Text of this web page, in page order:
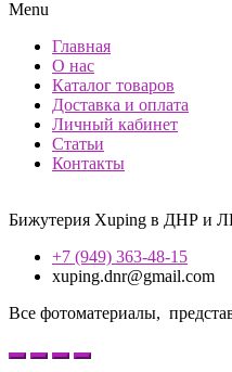
Menu
Главная
О нас
Каталог товаров
Доставка и оплата
Личный кабинет
Статьи
Контакты
Бижутерия Xuping в ДНР и
+7 (949) 363-48-15
xuping.dnr@gmail.com
Все фотоматериалы,